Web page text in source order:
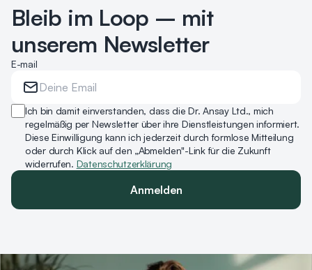
Bleib im Loop – mit
unserem Newsletter
E-mail
Ich bin damit einverstanden, dass die Dr. Ansay Ltd., mich
regelmäßig per Newsletter über ihre Dienstleistungen informiert.
Diese Einwilligung kann ich jederzeit durch formlose Mitteilung
oder durch Klick auf den „Abmelden"-Link für die Zukunft
widerrufen. Datenschutzerklärung
Anmelden